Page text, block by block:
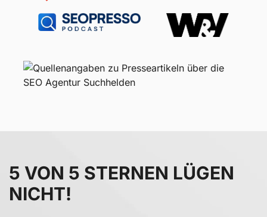
5 VON 5 STERNEN LÜGEN
NICHT!